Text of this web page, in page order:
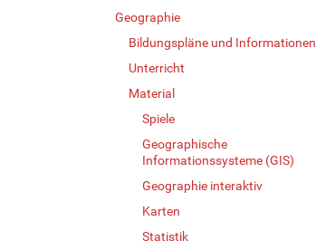
Geographie
Bildungspläne und Informationen
Unterricht
Material
Spiele
Geographische
Informationssysteme (GIS)
Geographie interaktiv
Karten
Statistik